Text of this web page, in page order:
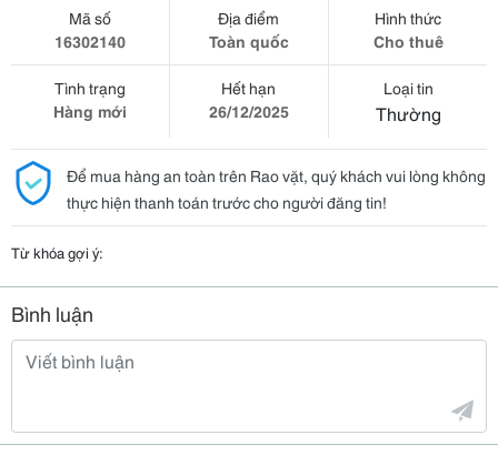
Mã số
16302140
Địa điểm
Toàn quốc
Hình thức
Cho thuê
Tình trạng
Hàng mới
Hết hạn
26/12/2025
Loại tin
Thường
Để mua hàng an toàn trên Rao vặt, quý khách vui lòng không
thực hiện thanh toán trước cho người đăng tin!
Từ khóa gợi ý:
Bình luận